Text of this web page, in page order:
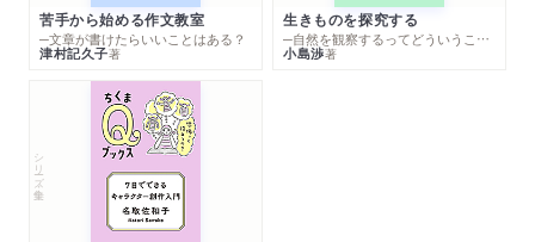
苦手から始める作文教室
─文章が書けたらいいことはある？
津村記久子著
生きものを探究する
─自然を観察するってどういうこと？
小島渉著
シリーズ・全集